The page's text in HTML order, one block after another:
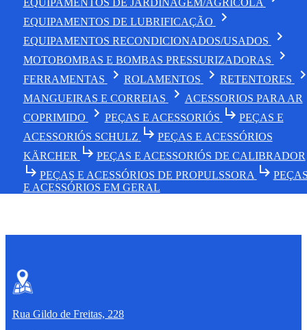
EQUIPAMENTOS DE LUBRIFICAÇÃO chevron_right
EQUIPAMENTOS RECONDICIONADOS/USADOS chevron_right
MOTOBOMBAS E BOMBAS PRESSURIZADORAS chevron_right
FERRAMENTAS chevron_right ROLAMENTOS chevron_right RETENTORES
MANGUEIRAS E CORREIAS chevron_right ACESSORIOS PARA AR
COPRIMIDO
chevron_right PEÇAS E ACESSORIÓS subdirectory_arrow_right PEÇAS E
ACESSORIÓS SCHULZ subdirectory_arrow_right PEÇAS E ACESSÓRIOS
KÄRCHER subdirectory_arrow_right PEÇAS E ACESSORIÓS DE CALIBRADOR
subdirectory_arrow_right PEÇAS E ACESSÓRIOS DE PROPULSSORA subdirectory_arrow_right
E ACESSÓRIOS EM GERAL
Rua Gildo de Freitas, 228